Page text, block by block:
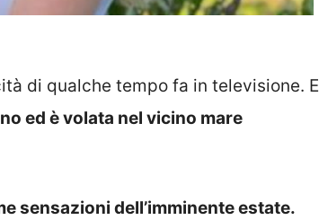
di qualche tempo fa in televisione. E
ed è volata nel vicino mare
sensazioni dell’imminente estate.